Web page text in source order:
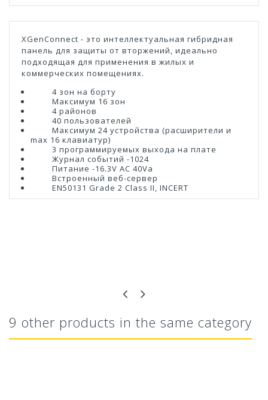
XGenConnect - это интеллектуальная гибридная
панель для защиты от вторжений, идеально
подходящая для применения в жилых и
коммерческих помещениях.
4 зон на борту
Максимум 16 зон
4 районов
40 пользователей
Максимум 24 устройства (расширители и
max 16 клавиатур)
3 программируемых выхода на плате
Журнал событий -1024
Питание -16.3V AC 40Va
Встроенный веб-сервер
EN50131 Grade 2 Class II, INCERT
9 other products in the same category